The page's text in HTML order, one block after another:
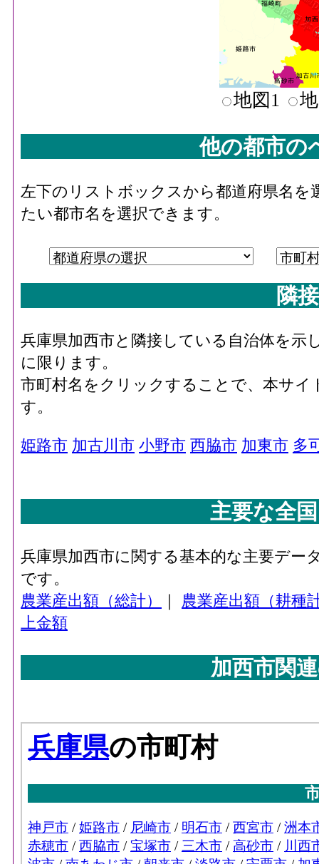
地図1
他の都市の
左下のリストボックスから都道府県名
たい都市名を選択できます。
隣
兵庫県加西市と隣接している自治体を示
に限ります。
市町村名をクリックすることで、本サ
す。
姫路市 加古川市 小野市 西脇市 加東市 多
主要な全
兵庫県加西市に関する基本的な主要デ
です。
農業産出額（総計）
｜ 農業産出額（耕種
上金額
加西市関